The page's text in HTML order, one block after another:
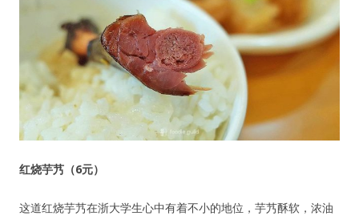
红烧芋艿（6元）
这道红烧芋艿在浙大学生心中有着不小的地位，芋艿酥软，浓油